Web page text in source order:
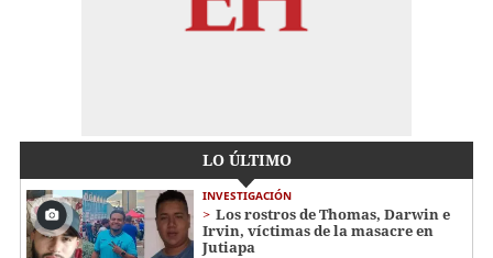
LO ÚLTIMO
INVESTIGACIÓN
Los rostros de Thomas, Darwin e
Irvin, víctimas de la masacre en
Jutiapa